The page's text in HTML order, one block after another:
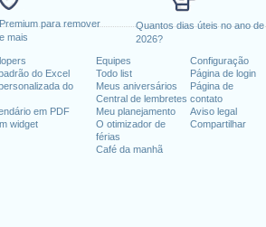
para remover
mais
Quantos dias úteis no ano de
2026?
do Excel
do
em PDF
widget
Equipes
Todo list
Meus aniversários
Central de lembretes
Meu planejamento
O otimizador de
férias
Café da manhã
Configuração
Página de login
Página de
contato
Aviso legal
Compartilhar